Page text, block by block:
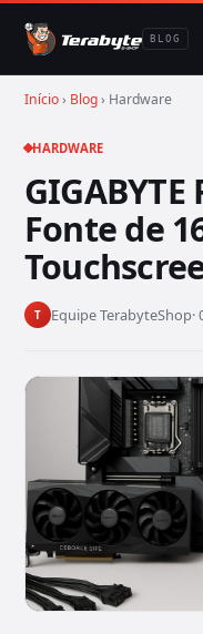
BLOG
Início› Blog› Hardware
HARDWARE
Fonte de
T Equipe TerabyteShop